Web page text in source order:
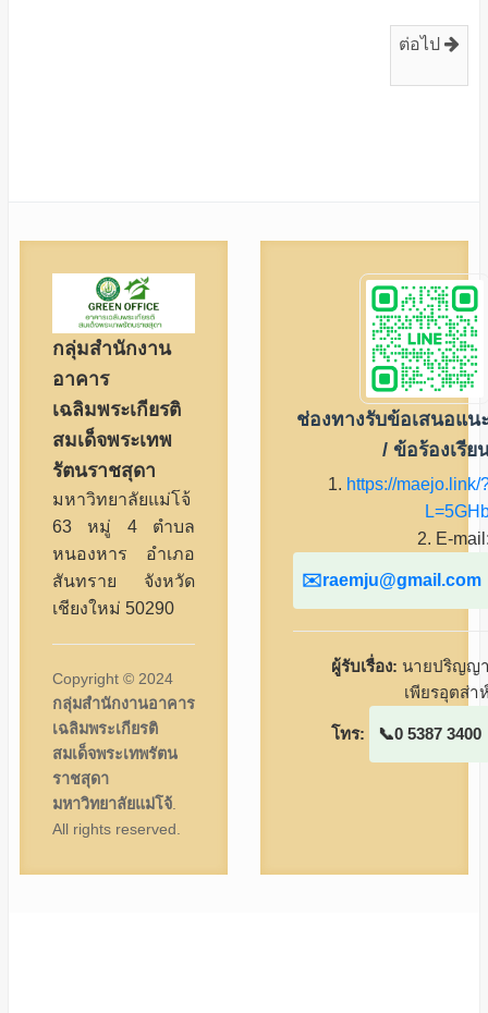
ต่อไป
กลุ่มสำนักงาน
อาคาร
เฉลิมพระเกียรติ
สมเด็จพระเทพ
รัตนราชสุดา
มหาวิทยาลัยแม่โจ้
63 หมู่ 4 ตำบล
หนองหาร อำเภอ
สันทราย จังหวัด
เชียงใหม่ 50290
Copyright © 2024
กลุ่มสำนักงานอาคาร
เฉลิมพระเกียรติ
สมเด็จพระเทพรัตน
ราชสุดา
มหาวิทยาลัยแม่โจ้
All rights reserved.
ช่องทางรับข้อเสนอแน
/ ข้อร้องเรีย
1. https://maejo.link/
2. E-
raemju@gmail.com
ผู้รับเรื่อง: นายปริญญ
เพียรอุตส่า
โทร: 0 5387 3400